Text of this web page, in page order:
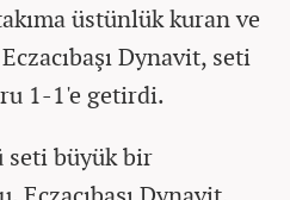
üstünlük kuran ve
Dynavit, seti
1-1'e getirdi.
seti büyük bir